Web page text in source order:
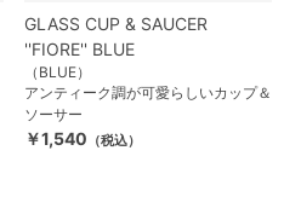
GLASS CUP & SAUCER
''FIORE'' BLUE
（BLUE）
アンティーク調が可愛らしいカップ＆
ソーサー
￥1,540 （税込）